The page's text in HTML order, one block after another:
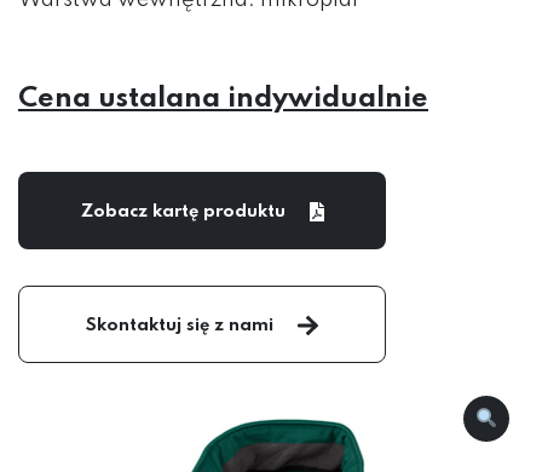
Cena ustalana indywidualnie
Zobacz kartę produktu
Skontaktuj się z nami